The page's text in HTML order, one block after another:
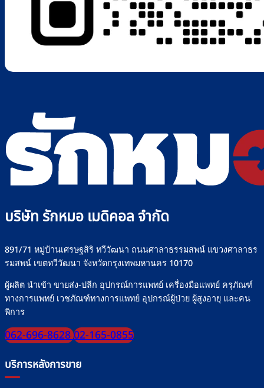
บริษัท รักหมอ เมดิคอล จำกัด
891/71 หมู่บ้านเศรษฐสิริ ทวีวัฒนา ถนนศาลาธรรมสพน์ แขวงศาลาธร
รมสพน์ เขตทวีวัฒนา จังหวัดกรุงเทพมหานคร 10170
ผู้ผลิต นำเข้า ขายส่ง-ปลีก อุปกรณ์การแพทย์ เครื่องมือแพทย์ ครุภัณฑ์
ทางการแพทย์ เวชภัณฑ์ทางการแพทย์ อุปกรณ์ผู้ป่วย ผู้สูงอายุ และคน
พิการ
062-696-862802-165-0855
บริการหลังการขาย